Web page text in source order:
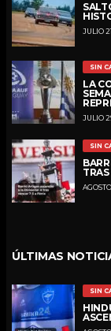
JULIO
SIN
LA
JULIO
SIN
ÚLTIMAS
SIN